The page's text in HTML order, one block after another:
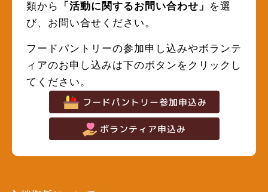
類から
「活動に関するお問い合わせ」
を選
び、お問い合せください。
フードパントリーの参加申し込みやボランテ
ィアのお申し込みは下のボタンをクリックし
てください。
フードパントリー参加申込み
ボランティア申込み